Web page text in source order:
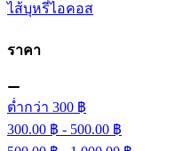
ไส้บุหรี่ไอคอส
ราคา
ต่ำกว่า 300 ฿
300.00 ฿ - 500.00 ฿